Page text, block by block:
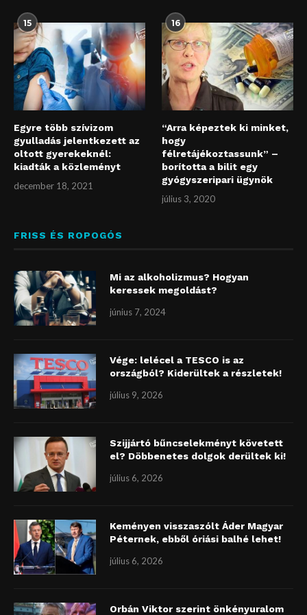
15
Egyre több szívizom
gyulladás jelentkezett az
oltott gyerekeknél:
kiadták a közleményt
december 18, 2021
16
“Arra képeztek ki minket,
hogy
félretájékoztassunk” –
borította a bilit egy
gyógyszeripari ügynök
július 3, 2020
FRISS ÉS ROPOGÓS
Mi az alkoholizmus? Hogyan
keressek megoldást?
június 7, 2024
Vége: lelécel a TESCO is az
országból? Kiderültek a részletek!
július 9, 2026
Szijjártó bűncselekményt követett
el? Döbbenetes dolgok derültek ki!
július 6, 2026
Keményen visszaszólt Áder Magyar
Péternek, ebből óriási balhé lehet!
július 6, 2026
Orbán Viktor szerint önkényuralom